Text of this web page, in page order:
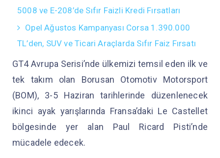
5008 ve E-208’de Sıfır Faizli Kredi Fırsatları
Opel Ağustos Kampanyası Corsa 1.390.000
TL’den, SUV ve Ticari Araçlarda Sıfır Faiz Fırsatı
GT4 Avrupa Serisi’nde ülkemizi temsil eden ilk ve
tek takım olan Borusan Otomotiv Motorsport
(BOM), 3-5 Haziran tarihlerinde düzenlenecek
ikinci ayak yarışlarında Fransa’daki Le Castellet
bölgesinde yer alan Paul Ricard Pisti’nde
mücadele edecek.